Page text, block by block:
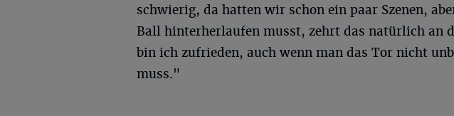
schwierig, da hatten wir schon ein paar Szenen,
Ball hinterherlaufen musst, zehrt das natürlich an
bin ich zufrieden, auch wenn man das Tor nicht
muss."